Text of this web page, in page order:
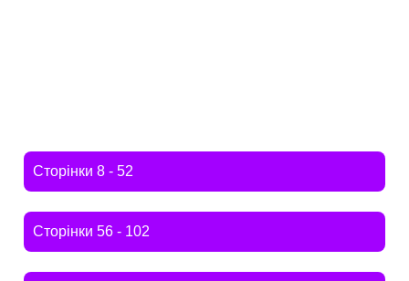
Сторінки 8 - 52
Сторінки 56 - 102